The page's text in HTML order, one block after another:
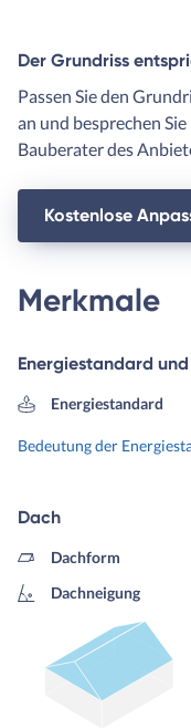
Der Grundriss
Passen Sie den
an und besprechen
Bauberater des
Kostenlose
Merkmale
Energiestandard
Energiestandard
Bedeutung der
Dach
Dachform
Dachneigung